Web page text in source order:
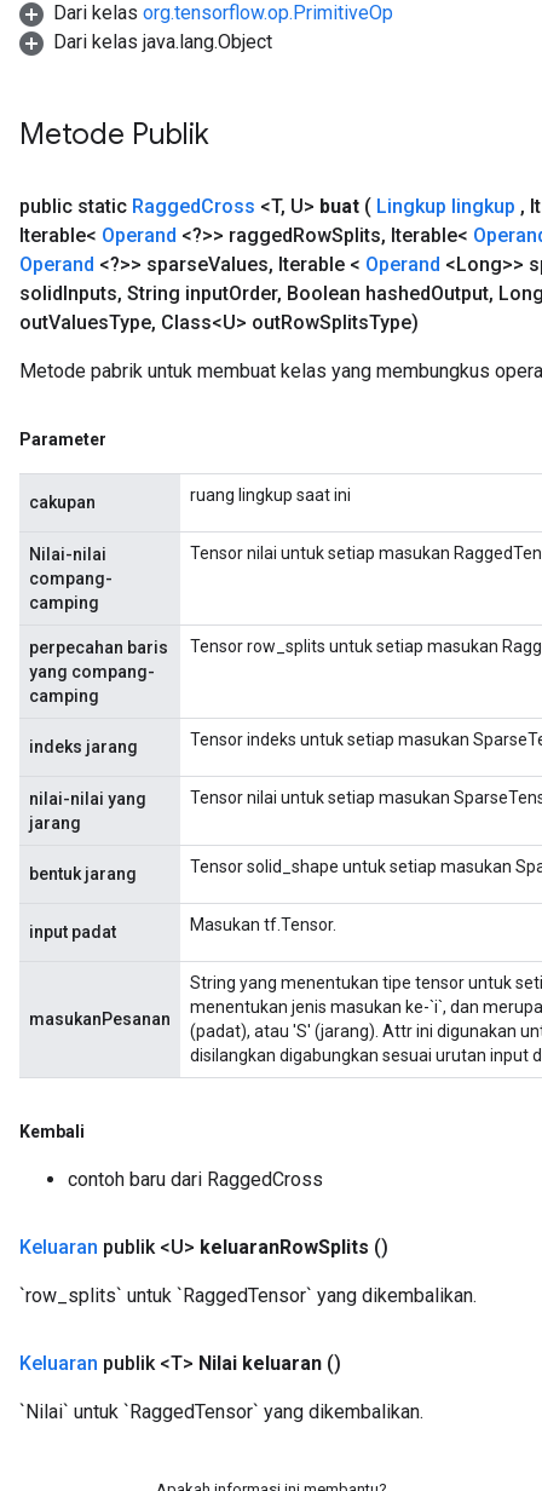
Dari kelas org.tensorflow.op.PrimitiveOp
Dari kelas java.lang.Object
Metode Publik
public static RaggedCross <T, U> buat ( Lingkup lingkup ,
Iterable< Operand <?>> raggedRowSplits, Iterable<
Operand <?>> sparseValues, Iterable < Operand <Long>>
solidInputs, String inputOrder, Boolean hashedOutput,
outValuesType, Class<U> outRowSplitsType)
Metode pabrik untuk membuat kelas yang membungkus
Parameter
cakupan ruang lingkup saat ini
Nilai-nilai
compang-
camping
Tensor nilai untuk setiap masukan
perpecahan baris
yang compang-
camping
Tensor row_splits untuk setiap masukan
indeks jarang Tensor indeks untuk setiap masukan
nilai-nilai yang
jarang
Tensor nilai untuk setiap masukan
bentuk jarang Tensor solid_shape untuk setiap masukan
input padat Masukan tf.Tensor.
masukanPesanan
String yang menentukan tipe tensor untuk
menentukan jenis masukan ke-`i`, dan
(padat), atau 'S' (jarang). Attr ini digunakan
disilangkan digabungkan sesuai urutan input
Kembali
contoh baru dari RaggedCross
Keluaran publik <U> keluaranRowSplits ()
`row_splits` untuk `RaggedTensor` yang dikembalikan.
Keluaran publik <T> Nilai keluaran ()
`Nilai` untuk `RaggedTensor` yang dikembalikan.